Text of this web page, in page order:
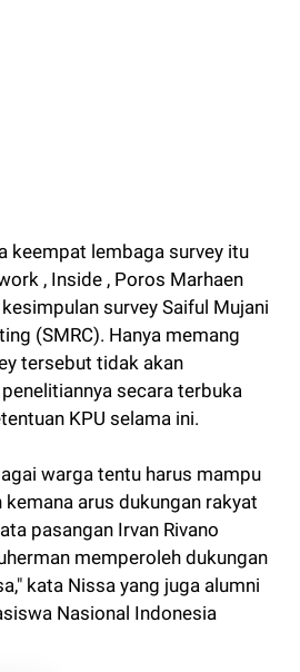
keempat lembaga survey itu
, Inside , Poros Marhaen
survey Saiful Mujani
(SMRC). Hanya memang
tersebut tidak akan
secara terbuka
KPU selama ini.
warga tentu harus mampu
arus dukungan rakyat
pasangan Irvan Rivano
memperoleh dukungan
kata Nissa yang juga alumni
Nasional Indonesia